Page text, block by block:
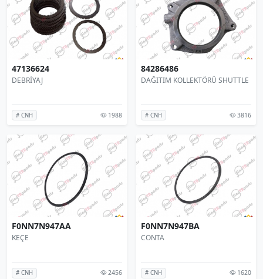
47136624
DEBRİYAJ
# CNH 1988
84286486
DAĞITIM KOLLEKTÖRÜ SHUTTLE
# CNH 3816
F0NN7N947AA
KEÇE
# CNH 2456
F0NN7N947BA
CONTA
# CNH 1620